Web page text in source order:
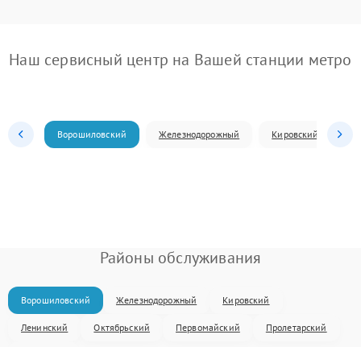
Наш сервисный центр на Вашей станции метро
Ворошиловский Железнодорожный Кировский
Районы обслуживания
Ворошиловский Железнодорожный Кировский
Ленинский Октябрьский Первомайский Пролетарский